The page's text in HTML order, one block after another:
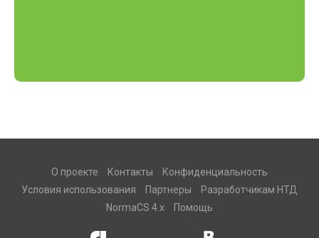
О проекте Контакты
Конфиденциальность
Условия использования
Партнеры
Разработчикам НТД
NormaCS 4.x
Помощь